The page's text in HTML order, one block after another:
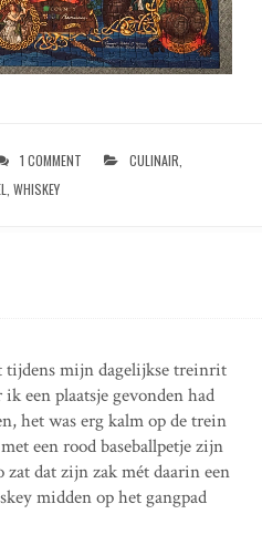
1 COMMENT CULINAIR
WHISKEY
tijdens mijn dagelijkse treinrit
een plaatsje gevonden had
het was erg kalm op de trein
een rood baseballpetje zijn
dat zijn zak mét daarin een
midden op het gangpad